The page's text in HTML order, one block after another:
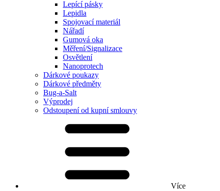
Lepící pásky
Lepidla
Spojovací materiál
Nářadí
Gumová oka
Měření/Signalizace
Osvětlení
Nanoprotech
Dárkové poukazy
Dárkové předměty
Bug-a-Salt
Výprodej
Odstoupení od kupní smlouvy
Více